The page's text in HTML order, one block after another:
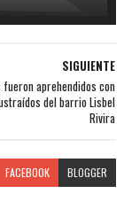
SIGUIENTE
fueron aprehendidos con
del barrio Lisbel
Rivira
FACEBOOK BLOGGER